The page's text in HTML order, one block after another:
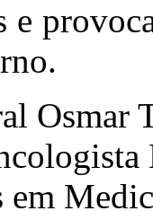
e
Osmar